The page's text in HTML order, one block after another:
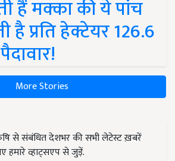
हैं मक्का की ये पांच
है प्रति हेक्टेयर 126.6
More Stories
से संबंधित देशभर की सभी लेटेस्ट ख़बरें
हमारे व्हाट्सएप से जुड़ें.